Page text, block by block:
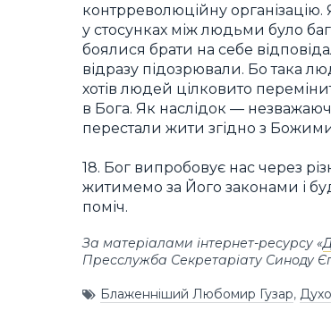
контрреволюційну
у стосунках між людьми було
боялися брати на себе
відразу підозрювали. Бо така
хотів людей цілковито
в Бога. Як наслідок —
перестали жити згідно з
18. Бог випробовує нас через
житимемо за Його законами і
поміч.
За матеріалами інтернет-ресурсу «
Пресслужба Секретаріату Синоду
Блаженніший Любомир Гузар,